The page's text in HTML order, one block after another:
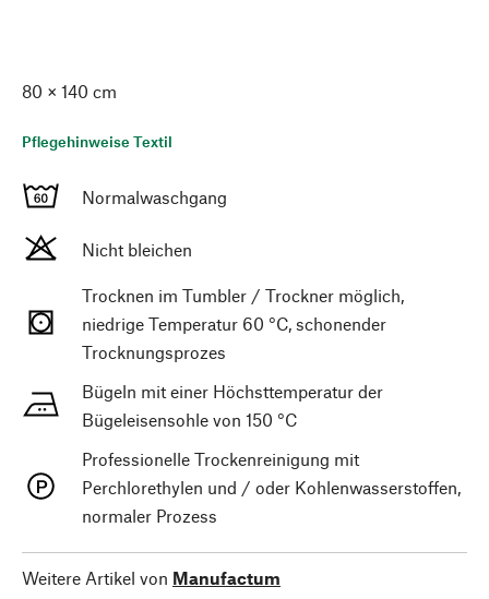
80 × 140 cm
Pflegehinweise Textil
Normalwaschgang
Nicht bleichen
Trocknen im Tumbler / Trockner möglich,
niedrige Temperatur 60 °C, schonender
Trocknungsprozes
Bügeln mit einer Höchsttemperatur der
Bügeleisensohle von 150 °C
Professionelle Trockenreinigung mit
Perchlorethylen und / oder Kohlenwasserstoffen,
normaler Prozess
Weitere Artikel von Manufactum